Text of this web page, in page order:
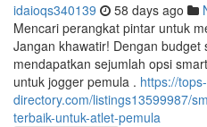
idaioqs340139 58 days ago
Mencari perangkat pintar untuk
Jangan khawatir! Dengan
mendapatkan sejumlah opsi
untuk jogger pemula . https://tops-
directory.com/listings13599987/
terbaik-untuk-atlet-pemula